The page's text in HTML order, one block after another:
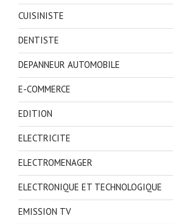
CUISINISTE
DENTISTE
DEPANNEUR AUTOMOBILE
E-COMMERCE
EDITION
ELECTRICITE
ELECTROMENAGER
ELECTRONIQUE ET TECHNOLOGIQUE
EMISSION TV